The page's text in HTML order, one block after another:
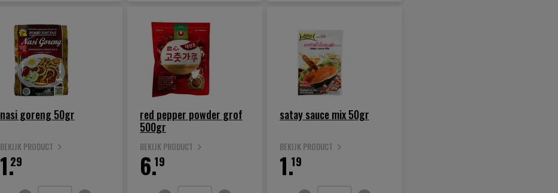
nasi goreng 50gr
BEKIJK PRODUCT
29
1.
red pepper powder grof
500gr
BEKIJK PRODUCT
19
6.
satay sauce mix 50gr
BEKIJK PRODUCT
19
1.